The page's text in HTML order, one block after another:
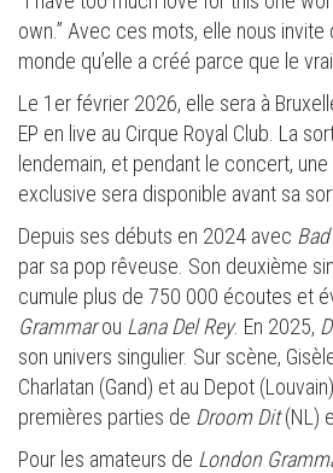
own.” Avec ces mots, elle nous invite
monde qu’elle a créé parce que le
Le 1er février 2026, elle sera à
EP en live au Cirque Royal Club. La
lendemain, et pendant le concert,
exclusive sera disponible avant sa
Depuis ses débuts en 2024 avec
par sa pop rêveuse. Son deuxième
cumule plus de 750 000 écoutes et
Grammarou Lana Del Rey. En 2025,
son univers singulier. Sur scène,
Charlatan (Gand) et au Depot
premières parties de Droom Dit(NL)
Pour les amateurs de London